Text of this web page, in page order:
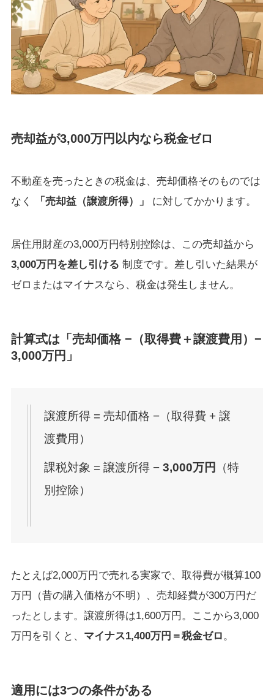
売却益が3,000万円以内なら税金ゼロ
不動産を売ったときの税金は、売却価格そのものでは
なく
「売却益（譲渡所得）」 に対してかかります。
居住用財産の3,000万円特別控除は、この売却益から
3,000万円を差し引ける 制度です。差し引いた結果が
ゼロまたはマイナスなら、税金は発生しません。
計算式は「売却価格 −（取得費＋譲渡費用）−
3,000万円」
譲渡所得 = 売却価格 −（取得費 + 譲
渡費用）
課税対象 = 譲渡所得 − 3,000万円
（特
別控除）
たとえば2,000万円で売れる実家で、取得費が概算100
万円（昔の購入価格が不明）、売却経費が300万円だ
ったとします。譲渡所得は1,600万円。ここから3,000
万円を引くと、 マイナス1,400万円＝税金ゼロ 。
適用には3つの条件がある